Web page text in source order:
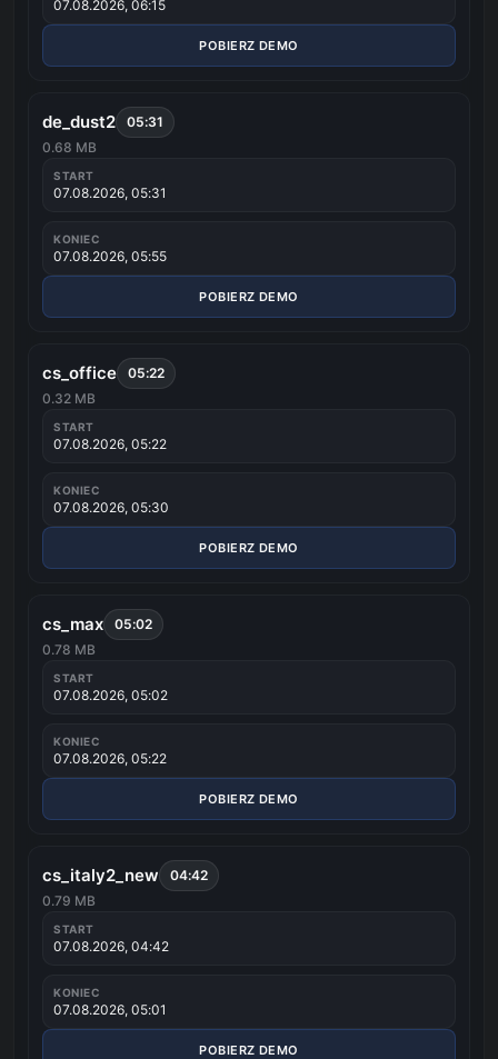
07.08.2026, 06:15
POBIERZ DEMO
de_dust2
05:31
0.68 MB
START
07.08.2026, 05:31
KONIEC
07.08.2026, 05:55
POBIERZ DEMO
cs_office
05:22
0.32 MB
START
07.08.2026, 05:22
KONIEC
07.08.2026, 05:30
POBIERZ DEMO
cs_max
05:02
0.78 MB
START
07.08.2026, 05:02
KONIEC
07.08.2026, 05:22
POBIERZ DEMO
cs_italy2_new
04:42
0.79 MB
START
07.08.2026, 04:42
KONIEC
07.08.2026, 05:01
POBIERZ DEMO